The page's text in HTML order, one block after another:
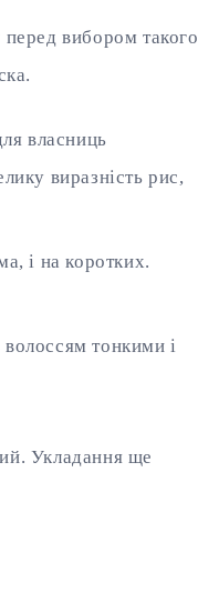
вибором такого
власниць
виразність рис,
і на коротких.
тонкими і
Укладання ще